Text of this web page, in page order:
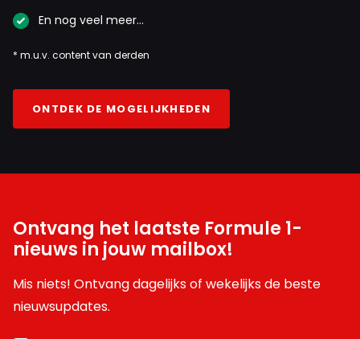
En nog veel meer…
* m.u.v. content van derden
ONTDEK DE MOGELIJKHEDEN
Ontvang het laatste Formule 1-
nieuws in jouw mailbox!
Mis niets! Ontvang dagelijks of wekelijks de beste
nieuwsupdates.